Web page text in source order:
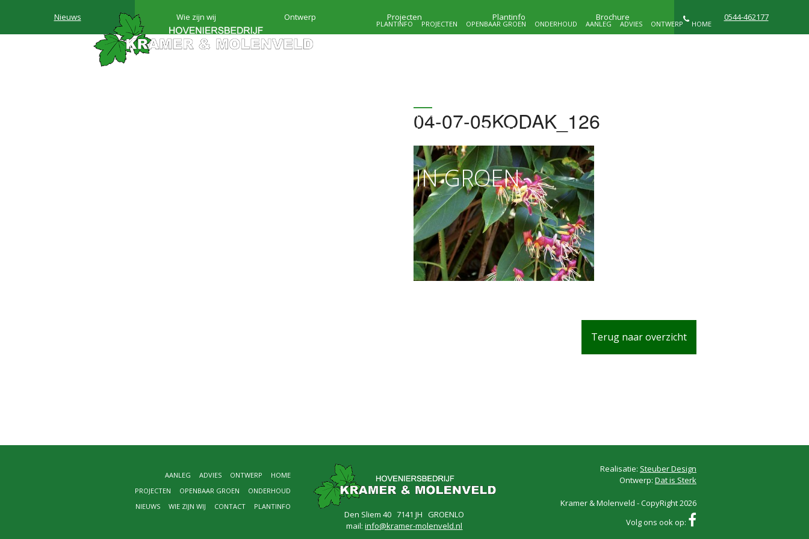
HOVENIERSBEDRIJF
KRAMER & MOLENVELD
MAATWERK IN GROEN
HOME
ONTWERP
ADVIES
AANLEG
ONDERHOUD
OPENBAAR GROEN
PROJECTEN
PLANTINFO
Nieuws Wie zijn wij Ontwerp Projecten Plantinfo Brochure 0544-462177
04-07-05KODAK_126
Terug naar overzicht
HOME
ONTWERP
ADVIES
AANLEG
ONDERHOUD
OPENBAAR GROEN
PROJECTEN
PLANTINFO
CONTACT
WIE ZIJN WIJ
NIEUWS
Den Sliem 40 7141 JH GROENLO
mail:info@kramer-molenveld.nl
Realisatie: Steuber Design
Ontwerp: Dat is Sterk
Kramer & Molenveld - CopyRight 2026
Volg ons ook op: